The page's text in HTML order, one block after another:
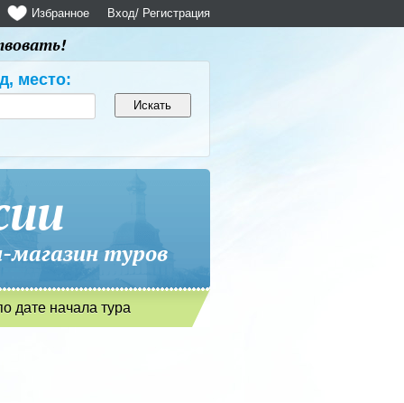
Вход/ Регистрация
Избранное
место:
туров
дате начала тура